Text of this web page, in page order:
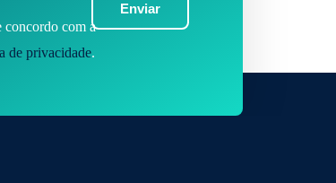
Enviar
concordo com a
de privacidade.